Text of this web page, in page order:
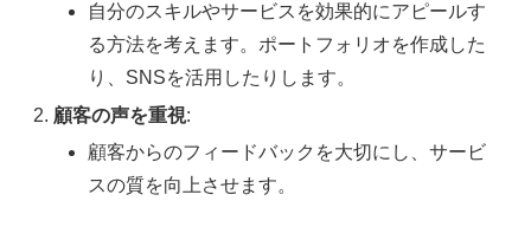
自分のスキルやサービスを効果的にアピールす
る方法を考えます。ポートフォリオを作成した
り、SNSを活用したりします。
顧客の声を重視:
顧客からのフィードバックを大切にし、サービ
スの質を向上させます。